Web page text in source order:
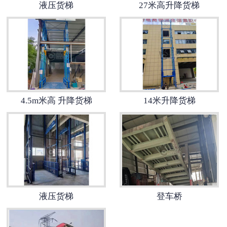
液压货梯 27米高升降货梯
4.5m米高 升降货梯 14米升降货梯
液压货梯 登车桥